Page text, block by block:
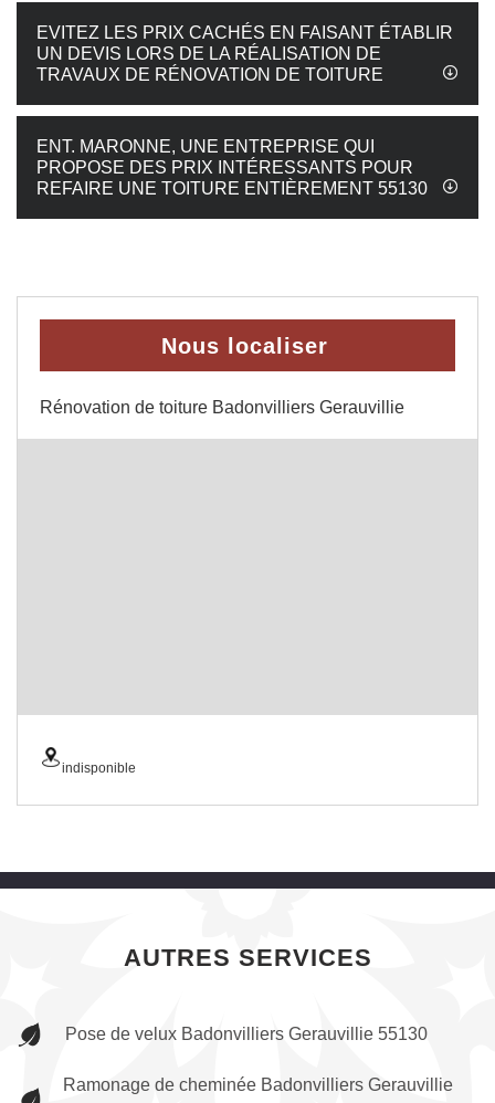
EVITEZ LES PRIX CACHÉS EN FAISANT ÉTABLIR
UN DEVIS LORS DE LA RÉALISATION DE
TRAVAUX DE RÉNOVATION DE TOITURE
ENT. MARONNE, UNE ENTREPRISE QUI
PROPOSE DES PRIX INTÉRESSANTS POUR
REFAIRE UNE TOITURE ENTIÈREMENT 55130
Nous localiser
Rénovation de toiture Badonvilliers Gerauvillie
indisponible
AUTRES SERVICES
Pose de velux Badonvilliers Gerauvillie 55130
Ramonage de cheminée Badonvilliers Gerauvillie